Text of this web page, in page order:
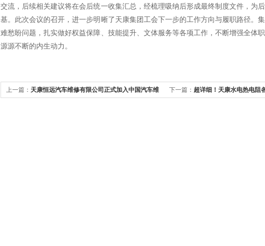
交流，后续相关建议将在会后统一收集汇总，经梳理吸纳后形成最终制度文件，为
基。此次会议的召开，进一步明晰了天康集团工会下一步的工作方向与履职路径。
难愁盼问题，扎实做好权益保障、技能提升、文体服务等各项工作，不断增强全体
源源不断的内生动力。
上一篇： 天康恒远汽车维修有限公司正式加入中国汽车维 下一篇： 超详细！天康水电热电阻